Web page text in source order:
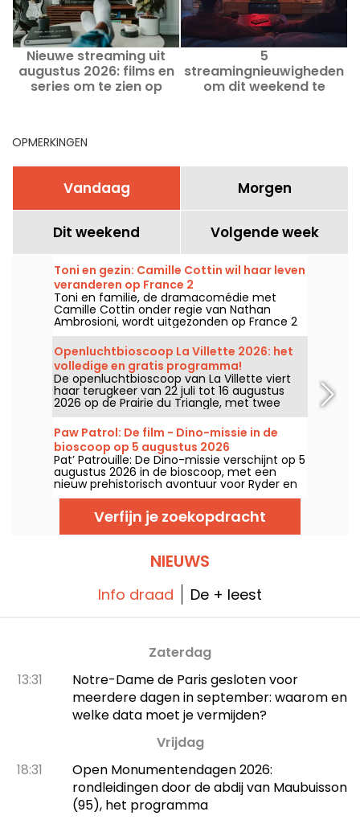
Nieuwe streaming uit
augustus 2026: films en
series om te zien op
5
streamingnieuwigheden
om dit weekend te
OPMERKINGEN
Vandaag Morgen
Dit weekend Volgende week
Toni en gezin: Camille Cottin wil haar leven
veranderen op France 2
Toni en familie, de dramacomédie met
Camille Cottin onder regie van Nathan
Ambrosioni, wordt uitgezonden op France 2
op 9 augustus 2026 om 21:10 uur.
Openluchtbioscoop La Villette 2026: het
volledige en gratis programma!
De openluchtbioscoop van La Villette viert
haar terugkeer van 22 juli tot 16 augustus
2026 op de Prairie du Triangle, met twee
gratis vertoningen per dag om 18:00 en 21:00
uur. Voor deze 35e editie staat het festival in
het teken van het thema “De roep van het
bos”. Ontdek het volledige gratis
programma!
Paw Patrol: De film - Dino-missie in de
bioscoop op 5 augustus 2026
Pat’ Patrouille: De Dino-missie verschijnt op 5
augustus 2026 in de bioscoop, met een
nieuw prehistorisch avontuur voor Ryder en
zijn team.
Verfijn je zoekopdracht
NIEUWS
Info draad De + leest
Zaterdag
13:31
Notre-Dame de Paris gesloten voor
meerdere dagen in september: waarom en
welke data moet je vermijden?
Vrijdag
18:31
Open Monumentendagen 2026:
rondleidingen door de abdij van Maubuisson
(95), het programma